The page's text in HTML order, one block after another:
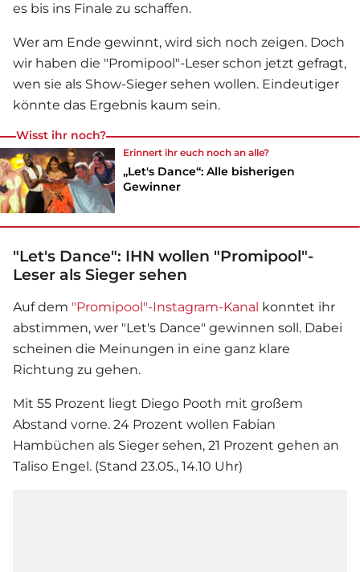
es bis ins Finale zu schaffen.
Wer am Ende gewinnt, wird sich noch zeigen. Doch
wir haben die "Promipool"-Leser schon jetzt gefragt,
wen sie als Show-Sieger sehen wollen. Eindeutiger
könnte das Ergebnis kaum sein.
Wisst ihr noch?
Erinnert ihr euch noch an alle?
„Let's Dance“: Alle bisherigen
Gewinner
"Let's Dance": IHN wollen "Promipool"-
Leser als Sieger sehen
Auf dem "Promipool"-Instagram-Kanal konntet ihr
abstimmen, wer "Let's Dance" gewinnen soll. Dabei
scheinen die Meinungen in eine ganz klare
Richtung zu gehen.
Mit 55 Prozent liegt Diego Pooth mit großem
Abstand vorne. 24 Prozent wollen Fabian
Hambüchen als Sieger sehen, 21 Prozent gehen an
Taliso Engel. (Stand 23.05., 14.10 Uhr)